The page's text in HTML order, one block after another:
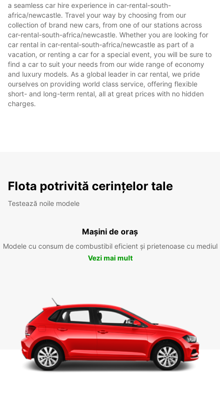
a seamless car hire experience in car-rental-south-
africa/newcastle. Travel your way by choosing from our
collection of brand new cars, from one of our stations across
car-rental-south-africa/newcastle. Whether you are looking for
car rental in car-rental-south-africa/newcastle as part of a
vacation, or renting a car for a special event, you will be sure to
find a car to suit your needs from our wide range of economy
and luxury models. As a global leader in car rental, we pride
ourselves on providing world class service, offering flexible
short- and long-term rental, all at great prices with no hidden
charges.
Flota potrivită cerințelor tale
Testează noile modele
Mașini de oraș
Modele cu consum de combustibil eficient și prietenoase cu mediul
Vezi mai mult